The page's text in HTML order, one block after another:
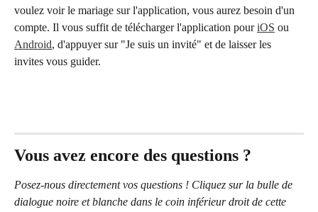
voulez voir le mariage sur l'application, vous aurez besoin d'un
compte. Il vous suffit de télécharger l'application pour iOS ou
Android, d'appuyer sur "Je suis un invité" et de laisser les
invites vous guider.
Vous avez encore des questions ?
Posez-nous directement vos questions ! Cliquez sur la bulle de
dialogue noire et blanche dans le coin inférieur droit de cette